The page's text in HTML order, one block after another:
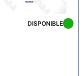
DISPONIBLE